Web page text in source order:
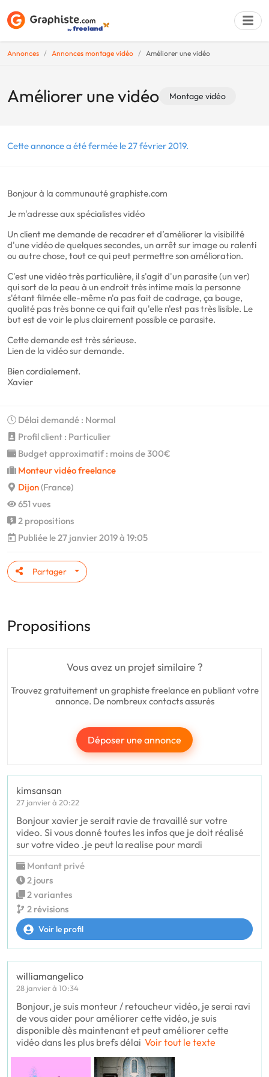
Annonces Annonces montage vidéo Améliorer une vidéo
Améliorer une vidéo Montage vidéo
Cette annonce a été fermée le 27 février 2019.
Bonjour à la communauté graphiste.com
Je m'adresse aux spécialistes vidéo
Un client me demande de recadrer et d’améliorer la visibilité
d'une vidéo de quelques secondes, un arrêt sur image ou ralenti
ou autre chose, tout ce qui peut permettre son amélioration.
C'est une vidéo très particulière, il s'agit d'un parasite (un ver)
qui sort de la peau à un endroit très intime mais la personne
s'étant filmée elle-même n'a pas fait de cadrage, ça bouge,
qualité pas très bonne ce qui fait qu'elle n'est pas très lisible. Le
but est de voir le plus clairement possible ce parasite.
Cette demande est très sérieuse.
Lien de la vidéo sur demande.
Bien cordialement.
Xavier
Délai demandé : Normal
Profil client : Particulier
Budget approximatif : moins de 300€
Monteur vidéo freelance
Dijon(France)
651 vues
2 propositions
Publiée le 27 janvier 2019 à 19:05
Partager
Propositions
Vous avez un projet similaire ?
Trouvez gratuitement un graphiste freelance en publiant votre
annonce. De nombreux contacts assurés
Déposer une annonce
kimsansan
27 janvier à 20:22
Bonjour xavier je serait ravie de travaillé sur votre
video. Si vous donné toutes les infos que je doit réalisé
sur votre video .je peut la realise pour mardi
Montant privé
2 jours
2 variantes
2 révisions
Voir le profil
williamangelico
28 janvier à 10:34
Bonjour, je suis monteur / retoucheur vidéo, je serai ravi
de vous aider pour améliorer cette vidéo, je suis
disponible dès maintenant et peut améliorer cette
vidéo dans les plus brefs délai Voir tout le texte